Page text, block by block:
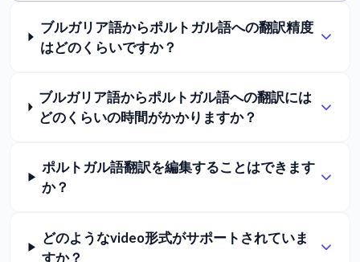
ブルガリア語からポルトガル語への翻訳精度
はどのくらいですか？
ブルガリア語からポルトガル語への翻訳には
どのくらいの時間がかかりますか？
ポルトガル語翻訳を編集することはできます
か？
どのようなvideo形式がサポートされていま
すか？